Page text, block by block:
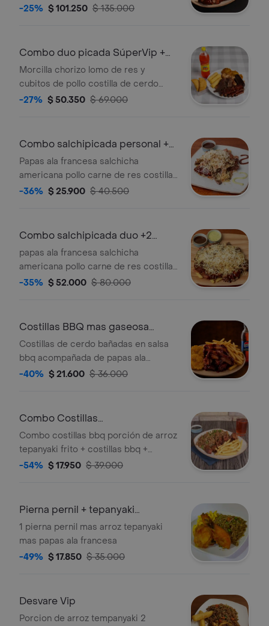
-25% $ 101.250 $ 135.000
Combo duo picada SúperVip +
bebidas
Morcilla chorizo lomo de res y
cubitos de pollo costilla de cerdo
carne de res. Acompañadas de
-27% $ 50.350 $ 69.000
Combo salchipicada personal +
gaseosa
Papas ala francesa salchicha
americana pollo carne de res costilla
de cerdo chorizo papas fosforo y
-36% $ 25.900 $ 40.500
Combo salchipicada duo +2
gaseosa
papas ala francesa salchicha
americana pollo carne de res costilla
de cerdo chorizo papas fosforo y
-35% $ 52.000 $ 80.000
Costillas BBQ mas gaseosa
250ml
Costillas de cerdo bañadas en salsa
bbq acompañada de papas ala
francesa y patacones
-40% $ 21.600 $ 36.000
Combo Costillas
Bbq+arroz+bebida400ml
Combo costillas bbq porción de arroz
tepanyaki frito + costillas bbq +
porción de papa francesa + bebida a
-54% $ 17.950 $ 39.000
Pierna pernil + tepanyaki
Francesa
1 pierna pernil mas arroz tepanyaki
mas papas ala francesa
-49% $ 17.850 $ 35.000
Desvare Vip
Porcion de arroz tempanyaki 2